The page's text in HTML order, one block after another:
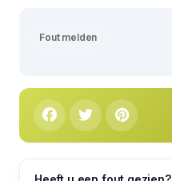
Fout melden